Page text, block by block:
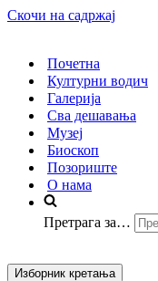
Скочи на садржај
Почетна
Културни водич
Галерија
Сва дешавања
Музеј
Биоскоп
Позориште
О нама
Претрага за…
Изборник кретања